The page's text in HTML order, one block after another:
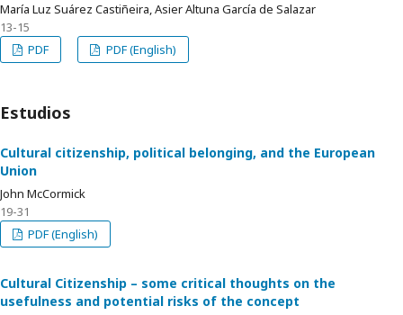
María Luz Suárez Castiñeira, Asier Altuna García de Salazar
13-15
PDF
PDF (English)
Estudios
Cultural citizenship, political belonging, and the European
Union
John McCormick
19-31
PDF (English)
Cultural Citizenship – some critical thoughts on the
usefulness and potential risks of the concept